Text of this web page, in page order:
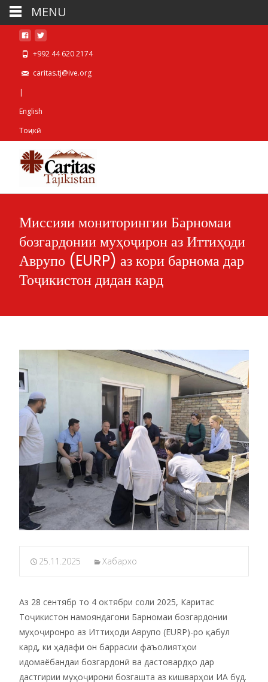
+992 44 620 2174
caritas.tj@ive.org
|
English
Тоҷикӣ
Миссияи мониторингии Барномаи
бозгардонии муҳоҷирон аз Иттиҳоди
Аврупо (EURP) аз кори барнома дар
Тоҷикистон дидан кард
25.11.2025 Хабархо
Аз 28 сентябр то 4 октябри соли 2025, Каритас
Тоҷикистон намояндагони Барномаи бозгардонии
муҳоҷиронро аз Иттиҳоди Аврупо (EURP)-ро қабул
кард, ки ҳадафи он баррасии фаъолиятҳои
идомаёбандаи бозгардонӣ ва дастовардҳо дар
дастгирии муҳоҷирони бозгашта аз кишварҳои ИА буд.
MENU